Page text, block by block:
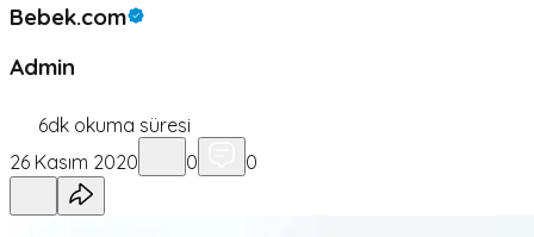
Bebek.com
Admin
6dk okuma süresi
26 Kasım 2020
0 0